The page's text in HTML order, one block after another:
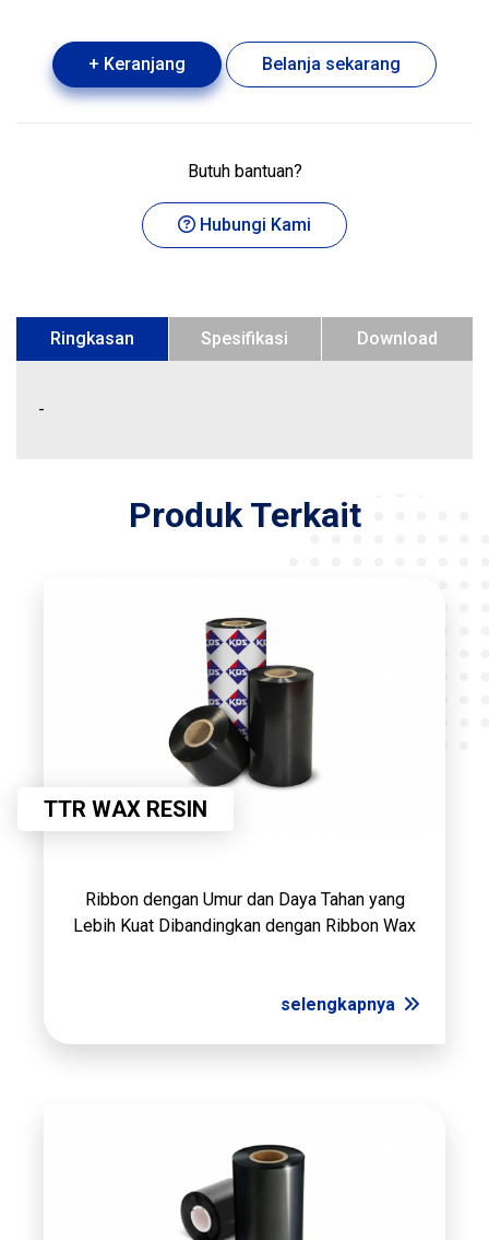
+ Keranjang Belanja sekarang
Butuh bantuan?
Hubungi Kami
Ringkasan Spesifikasi Download
-
Produk Terkait
TTR WAX RESIN
Ribbon dengan Umur dan Daya Tahan yang
Lebih Kuat Dibandingkan dengan Ribbon Wax
selengkapnya